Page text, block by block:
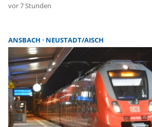
vor 7 Stunden
ANSBACH NEUSTADT/AISCH